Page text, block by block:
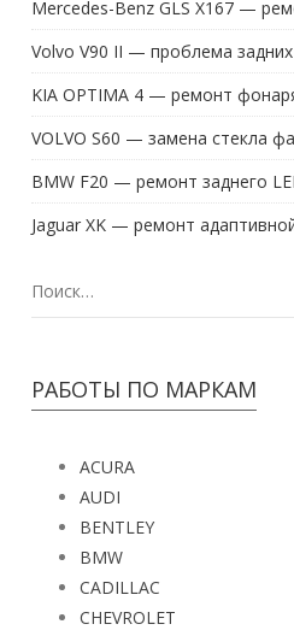
Mercedes-Benz GLS X167 —
Volvo V90 II — проблема
KIA OPTIMA 4 — ремонт
VOLVO S60 — замена стекла
BMW F20 — ремонт заднего
Jaguar XK — ремонт
РАБОТЫ ПО МАРКАМ
ACURA
AUDI
BENTLEY
BMW
CADILLAC
CHEVROLET